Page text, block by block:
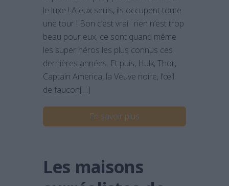
le luxe ! A eux seuls, ils occupent toute
une tour ! Bon c’est vrai : rien n’est trop
beau pour eux, ce sont quand même
les super héros les plus connus ces
dernières années. Et puis, Hulk, Thor,
Captain America, la Veuve noire, l’œil
de faucon[…]
En savoir plus
Les maisons